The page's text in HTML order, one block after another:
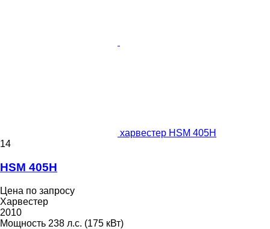
харвестер HSM 405H
14
HSM 405H
Цена по запросу
Харвестер
2010
Мощность 238 л.с. (175 кВт)